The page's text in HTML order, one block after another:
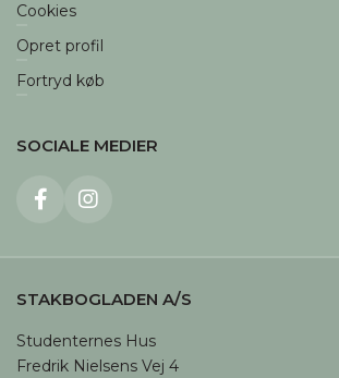
Cookies
Opret profil
Fortryd køb
SOCIALE MEDIER
STAKBOGLADEN A/S
Studenternes Hus
Fredrik Nielsens Vej 4